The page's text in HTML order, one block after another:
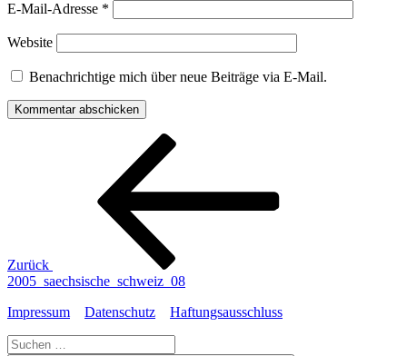
E-Mail-Adresse *
Website
Benachrichtige mich über neue Beiträge via E-Mail.
Beitragsnavigation
Zurück
2005_saechsische_schweiz_08
Impressum
Datenschutz
Haftungsausschluss
Suche